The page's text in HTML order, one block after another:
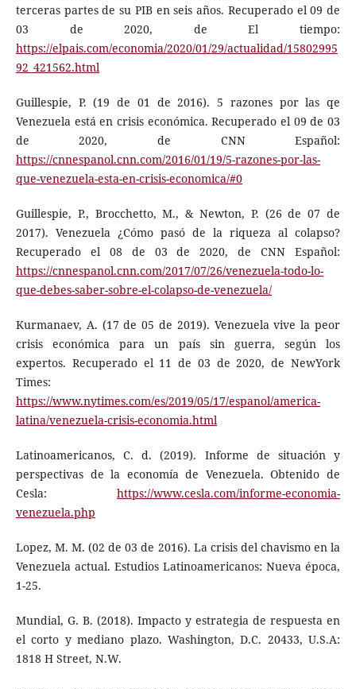
terceras partes de su PIB en seis años. Recuperado el 09 de
03 de 2020, de El tiempo:
https://elpais.com/economia/2020/01/29/actualidad/15802995
92_421562.html
Guillespie, P. (19 de 01 de 2016). 5 razones por las qe
Venezuela está en crisis económica. Recuperado el 09 de 03
de 2020, de CNN Español:
https://cnnespanol.cnn.com/2016/01/19/5-razones-por-las-
que-venezuela-esta-en-crisis-economica/#0
Guillespie, P., Brocchetto, M., & Newton, P. (26 de 07 de
2017). Venezuela ¿Cómo pasó de la riqueza al colapso?
Recuperado el 08 de 03 de 2020, de CNN Español:
https://cnnespanol.cnn.com/2017/07/26/venezuela-todo-lo-
que-debes-saber-sobre-el-colapso-de-venezuela/
Kurmanaev, A. (17 de 05 de 2019). Venezuela vive la peor
crisis económica para un país sin guerra, según los
expertos. Recuperado el 11 de 03 de 2020, de NewYork
Times:
https://www.nytimes.com/es/2019/05/17/espanol/america-
latina/venezuela-crisis-economia.html
Latinoamericanos, C. d. (2019). Informe de situación y
perspectivas de la economía de Venezuela. Obtenido de
Cesla:https://www.cesla.com/informe-economia-
venezuela.php
Lopez, M. M. (02 de 03 de 2016). La crisis del chavismo en la
Venezuela actual. Estudios Latinoamericanos: Nueva época,
1-25.
Mundial, G. B. (2018). Impacto y estrategia de respuesta en
el corto y mediano plazo. Washington, D.C. 20433, U.S.A:
1818 H Street, N.W.